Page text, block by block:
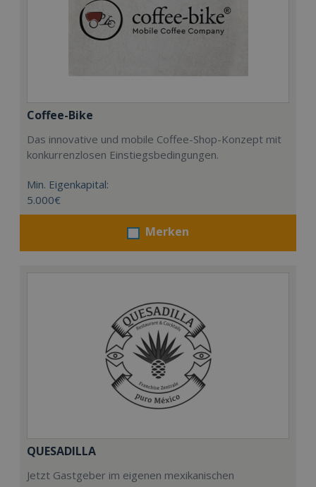
Coffee-Bike
Das innovative und mobile Coffee-Shop-Konzept mit
konkurrenzlosen Einstiegsbedingungen.
Min. Eigenkapital:
5.000€
Merken
QUESADILLA
Jetzt Gastgeber im eigenen mexikanischen